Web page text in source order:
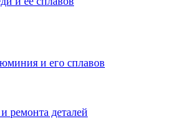
и его сплавов
ремонта деталей